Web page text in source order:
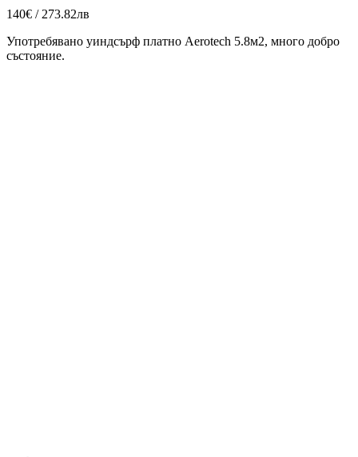
140€ / 273.82лв
Употребявано уиндсърф платно Aerotech 5.8м2, много добро
състояние.